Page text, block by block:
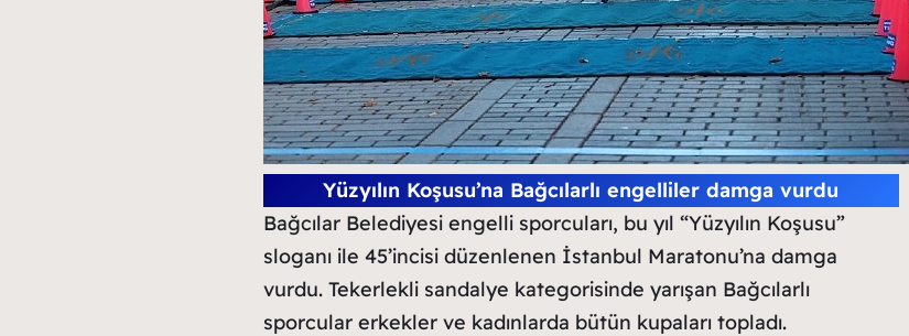
Yüzyılın Koşusu’na Bağcılarlı engelliler damga vurdu
Bağcılar Belediyesi engelli sporcuları, bu yıl “Yüzyılın Koşusu”
sloganı ile 45’incisi düzenlenen İstanbul Maratonu’na damga
vurdu. Tekerlekli sandalye kategorisinde yarışan Bağcılarlı
sporcular erkekler ve kadınlarda bütün kupaları topladı.